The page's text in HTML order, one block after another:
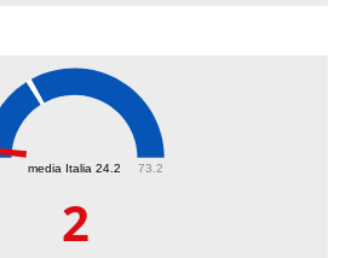
media Italia 24.2 73.2
2